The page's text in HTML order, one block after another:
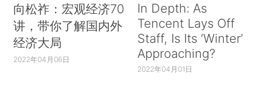
向松祚：宏观经济70
讲，带你了解国内外
经济大局
2022年04月06日
In Depth: As
Tencent Lays Off
Staff, Is Its ‘Winter’
Approaching?
2022年04月01日